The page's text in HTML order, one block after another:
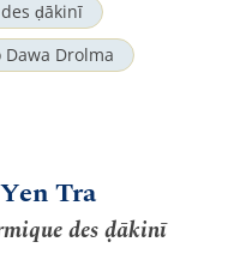
ḍākinī
Dawa Drolma
Tra
des ḍākinī